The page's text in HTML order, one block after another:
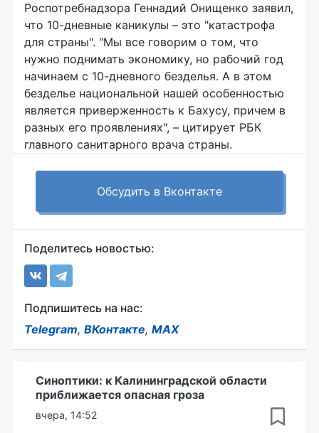
Роспотребнадзора Геннадий Онищенко заявил,
что 10-дневные каникулы – это "катастрофа
для страны". "Мы все говорим о том, что
нужно поднимать экономику, но рабочий год
начинаем с 10-дневного безделья. А в этом
безделье национальной нашей особенностью
является приверженность к Бахусу, причем в
разных его проявлениях", – цитирует РБК
главного санитарного врача страны.
Обсудить в Вконтакте
Поделитесь новостью:
Подпишитесь на нас:
Telegram, ВКонтакте, MAX
Синоптики: к Калининградской области
приближается опасная гроза
вчера, 14:52